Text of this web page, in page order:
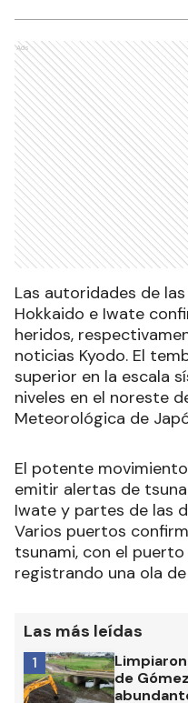
Ads
Las autoridades de
Hokkaido e Iwate
heridos,
noticias Kyodo. El
superior en la escala
niveles en el noreste
Meteorológica de
El potente
emitir alertas de
Iwate y partes de las
Varios puertos
tsunami, con el puerto
registrando una ola
Las más leídas
de
1